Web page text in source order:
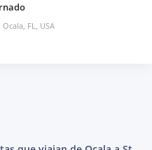
FL, USA